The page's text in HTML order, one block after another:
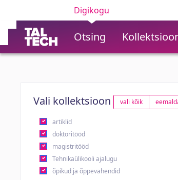
Digikogu
Otsing
Vali kollektsioon vali kõik
artiklid
doktoritööd
magistritööd
Tehnikaülikooli ajalugu
õpikud ja õppevahendid